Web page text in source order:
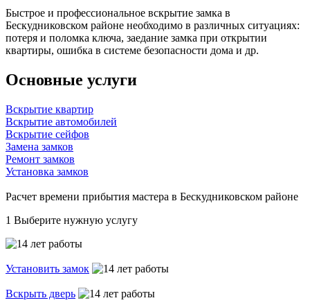
Быстрое и профессиональное вскрытие замка в
Бескудниковском районе необходимо в различных ситуациях:
потеря и поломка ключа, заедание замка при открытии
квартиры, ошибка в системе безопасности дома и др.
Основные услуги
Вскрытие квартир
Вскрытие автомобилей
Вскрытие сейфов
Замена замков
Ремонт замков
Установка замков
Расчет времени прибытия мастера в Бескудниковском районе
1 Выберите нужную услугу
Установить замок
Вскрыть дверь